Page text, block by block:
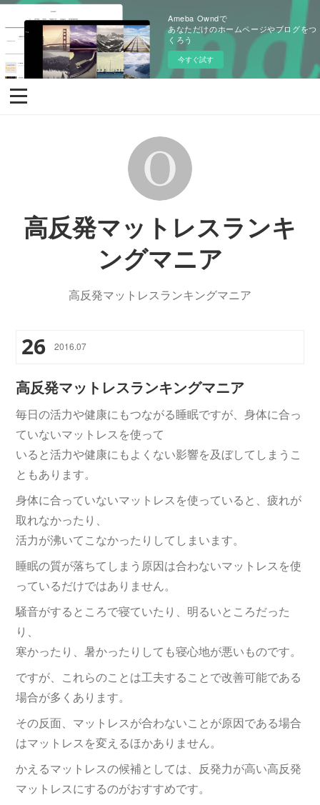
Ameba Owndで
あなただけのホームページやブログをつ
くろう
今すぐ試す
高反発マットレスランキ
ングマニア
高反発マットレスランキングマニア
26 2016.07
高反発マットレスランキングマニア
毎日の活力や健康にもつながる睡眠ですが、身体に合っ
ていないマットレスを使って
いると活力や健康にもよくない影響を及ぼしてしまうこ
ともあります。
身体に合っていないマットレスを使っていると、疲れが
取れなかったり、
活力が沸いてこなかったりしてしまいます。
睡眠の質が落ちてしまう原因は合わないマットレスを使
っているだけではありません。
騒音がするところで寝ていたり、明るいところだった
り、
寒かったり、暑かったりしても寝心地が悪いものです。
ですが、これらのことは工夫することで改善可能である
場合が多くあります。
その反面、マットレスが合わないことが原因である場合
はマットレスを変えるほかありません。
かえるマットレスの候補としては、反発力が高い高反発
マットレスにするのがおすすめです。